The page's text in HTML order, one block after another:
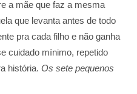
a mãe que faz a mesma
que levanta antes de todo
pra cada filho e não ganha
cuidado mínimo, repetido
história. Os sete pequenos